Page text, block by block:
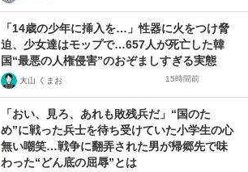
「14歳の少年に挿入を…」性器に火をつけ脅
迫、少女達はモップで…657人が死亡した韓
国“最悪の人権侵害”のおぞましすぎる実態
大山 くまお 15時間前
「おい、見ろ、あれも敗残兵だ」“国のた
め”に戦った兵士を待ち受けていた小学生の心
無い嘲笑…戦争に翻弄された男が帰郷先で味
わった“どん底の屈辱”とは